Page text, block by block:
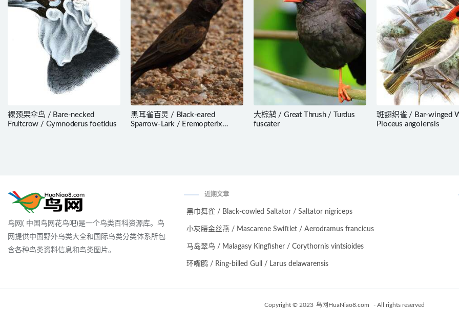
裸颈果伞鸟 / Bare-necked
Fruitcrow / Gymnoderus foetidus
黑耳雀百灵 / Black-eared
Sparrow-Lark / Eremopterix
大棕鸫 / Great Thrush / Turdus
fuscater
斑翅织雀 / Bar-winged
Ploceus angolensis
鸟网( 中国鸟网花鸟吧)是一个鸟类百科资源库。鸟
网提供中国野外鸟类大全和国际鸟类分类体系所包
含各种鸟类资料信息和鸟类图片。
近期文章
黑巾舞雀 / Black-cowled Saltator / Saltator nigriceps
小灰腰金丝燕 / Mascarene Swiftlet / Aerodramus francicus
马岛翠鸟 / Malagasy Kingfisher / Corythornis vintsioides
环嘴鸥 / Ring-billed Gull / Larus delawarensis
Copyright © 2023 鸟网HuaNiao8.com - All rights reserved